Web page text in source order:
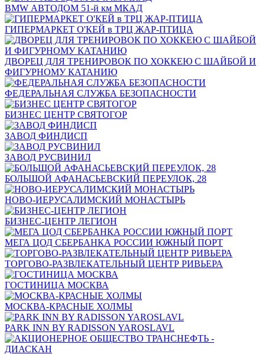
BMW АВТОДОМ 51-й км МКАД
ГИПЕРМАРКЕТ О'КЕЙ в ТРЦ ЖАР-ПТИЦА
ДВОРЕЦ ДЛЯ ТРЕНИРОВОК ПО ХОККЕЮ С ШАЙБОЙ И
ФИГУРНОМУ КАТАНИЮ
ФЕДЕРАЛЬНАЯ СЛУЖБА БЕЗОПАСНОСТИ
БИЗНЕС ЦЕНТР СВЯТОГОР
ЗАВОД ФИНДИСП
ЗАВОД РУСВИНИЛ
БОЛЬШОЙ АФАНАСЬЕВСКИЙ ПЕРЕУЛОК, 28
НОВО-ИЕРУСАЛИМСКИЙ МОНАСТЫРЬ
БИЗНЕС-ЦЕНТР ЛЕГИОН
МЕГА ЦОД СБЕРБАНКА РОССИИ ЮЖНЫЙ ПОРТ
ТОРГОВО-РАЗВЛЕКАТЕЛЬНЫЙ ЦЕНТР РИВЬЕРА
ГОСТИНИЦА МОСКВА
МОСКВА-КРАСНЫЕ ХОЛМЫ
PARK INN BY RADISSON YAROSLAVL